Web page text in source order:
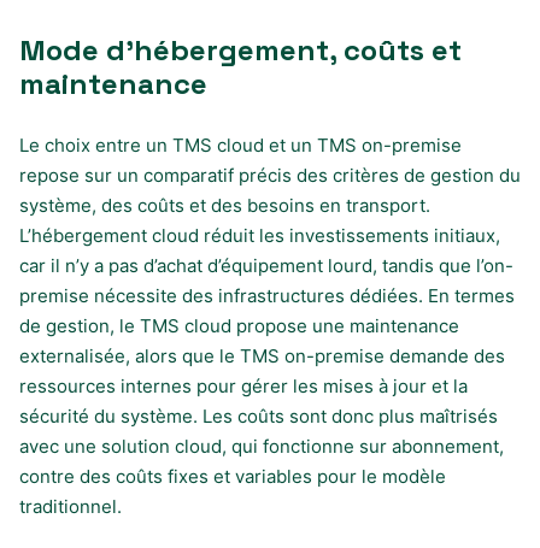
Mode d’hébergement, coûts et
maintenance
Le choix entre un TMS cloud et un TMS on-premise
repose sur un comparatif précis des critères de gestion du
système, des coûts et des besoins en transport.
L’hébergement cloud réduit les investissements initiaux,
car il n’y a pas d’achat d’équipement lourd, tandis que l’on-
premise nécessite des infrastructures dédiées. En termes
de gestion, le TMS cloud propose une maintenance
externalisée, alors que le TMS on-premise demande des
ressources internes pour gérer les mises à jour et la
sécurité du système. Les coûts sont donc plus maîtrisés
avec une solution cloud, qui fonctionne sur abonnement,
contre des coûts fixes et variables pour le modèle
traditionnel.